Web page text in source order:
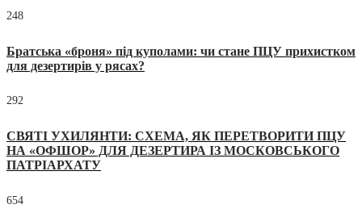
248
Братська «броня» під куполами: чи стане ПЦУ прихистком
для дезертирів у рясах?
292
СВЯТІ УХИЛЯНТИ: СХЕМА, ЯК ПЕРЕТВОРИТИ ПЦУ
НА «ОФШОР» ДЛЯ ДЕЗЕРТИРА ІЗ МОСКОВСЬКОГО
ПАТРІАРХАТУ
654